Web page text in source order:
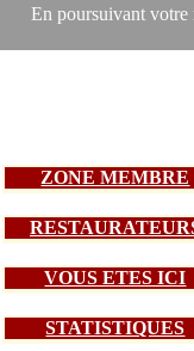
En poursuivant votre
ZONE MEMBRE
VOUS ETES ICI
STATISTIQUES